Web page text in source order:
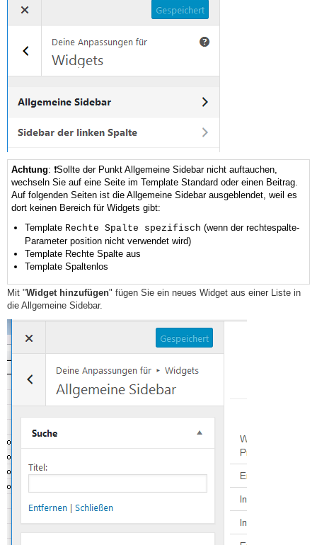
Achtung: ❗Sollte der Punkt Allgemeine Sidebar nicht auftauchen,
wechseln Sie auf eine Seite im Template Standard oder einen Beitrag.
Auf folgenden Seiten ist die Allgemeine Sidebar ausgeblendet, weil es
dort keinen Bereich für Widgets gibt:
Template Rechte Spalte spezifisch (wenn der rechtespalte-
Parameter position nicht verwendet wird)
Template Rechte Spalte aus
Template Spaltenlos
Mit "Widget hinzufügen" fügen Sie ein neues Widget aus einer Liste in
die Allgemeine Sidebar.